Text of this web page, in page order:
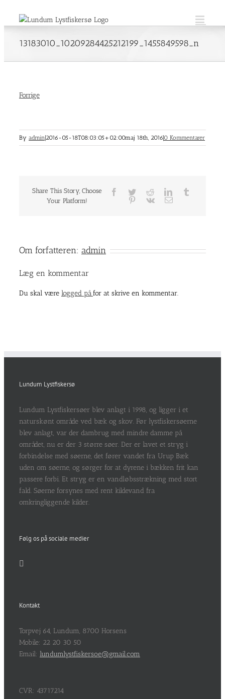
13183010_10209284425212199_1455849598_n
Forrige
By admin 2016-05-18T08:03:05+02:00maj 18th, 2016 0 Kommentarer
Share This Story, Choose
Your Platform!
Facebook
TwitterRedditLinkedIn
Pinterest
Vk
E-
Om forfatteren: admin
Læg en kommentar
Du skal være logged påfor at skrive en kommentar.
Lundum Lystfiskersø
Lundum Lystfiskersøer blev anlagt i 1998, og ligger i et
naturskønt område ved bæk og skov. Før lystfiskersøerne
blev anlagt, var der dambrug med mindre damme på
området, nu er der 3 større søer. Der er lavet et stryg i
forbindelse med søerne, det fører vandet fra Urup Bæk
uden om søerne, og sørger for at dyrene i bækken frit kan
passere forbi. Et stryg er en vandløbsstrækning med stort
fald. Søerne forsynes med rent kildevand fra
omkringliggende kilder.
Følg os på sociale medier
Kontakt
Torpvej 64, Lundum, 8700 Horsens
Mobile: 22 20 30 50
Email: lundumlystfiskersoe@gmail.com
CVR: 43717214